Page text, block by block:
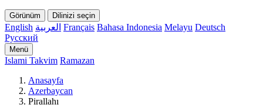
Görünüm Dilinizi seçin
English العربية Français Bahasa Indonesia Melayu Deutsch
Русский
Menü
Islami Takvim Ramazan
Anasayfa
Azerbaycan
Pirallahı